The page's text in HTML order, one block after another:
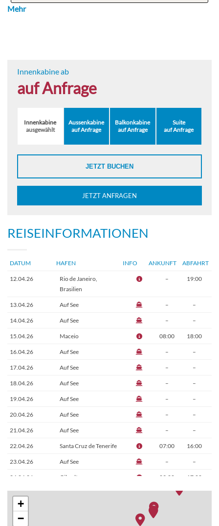
Mehr
Innenkabine ab
auf Anfrage
Innenkabine
ausgewählt
Aussenkabine
auf Anfrage
Balkonkabine
auf Anfrage
Suite
auf Anfrage
JETZT BUCHEN
JETZT ANFRAGEN
REISEINFORMATIONEN
DATUM HAFEN INFO ANKUNFT ABFAHRT
12.04.26
Rio de Janeiro,
Brasilien
– 19:00
13.04.26 Auf See – –
14.04.26 Auf See – –
15.04.26 Maceio 08:00 18:00
16.04.26 Auf See – –
17.04.26 Auf See – –
18.04.26 Auf See – –
19.04.26 Auf See – –
20.04.26 Auf See – –
21.04.26 Auf See – –
22.04.26 Santa Cruz de Tenerife 07:00 16:00
23.04.26 Auf See – –
24.04.26 Gibraltar 09:00 17:00
25.04.26 Alicante 13:00 21:00
26.04.26
28.04.26
+
−